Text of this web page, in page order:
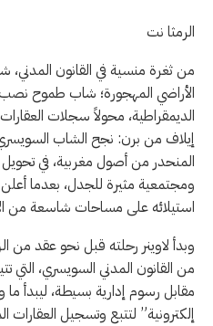
الرمثا نت
من ثغرة منسية في القانون
الأراضي المهجورة؛ شاب طموح
الديمقراطية، محولاً سجلات
المنحدر من أصول مغربية، في
ومجتمعية مثيرة للجدل، بعدما
استيلائه على مساحات شاسعة من
من القانون المدني السويسري، التي
مقابل رسوم إدارية بسيطة، ليبدأ
إلكترونية” لتتبع وتسجيل العقارات